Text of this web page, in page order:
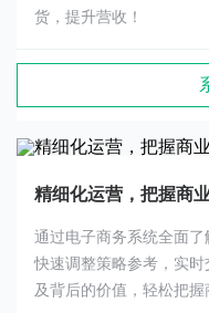
货，提升营收！
精细化运营，把握商
通过电子商务系统全面了
快速调整策略参考，实
及背后的价值，轻松把握